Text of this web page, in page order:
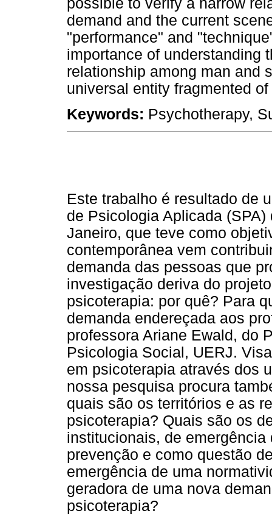
possible to verify a narrow
demand and the current
"performance" and
importance of understanding
relationship among man and
universal entity fragmented
Keywords: Psychotherapy,
Este trabalho é resultado de
de Psicologia Aplicada
Janeiro, que teve como
contemporânea vem
demanda das pessoas que
investigação deriva do
psicoterapia: por quê? Para
demanda endereçada aos
professora Ariane Ewald, do
Psicologia Social, UERJ.
em psicoterapia através dos
nossa pesquisa procura
quais são os territórios e as
psicoterapia? Quais são os
institucionais, de
prevenção e como questão
emergência de uma
geradora de uma nova
psicoterapia?